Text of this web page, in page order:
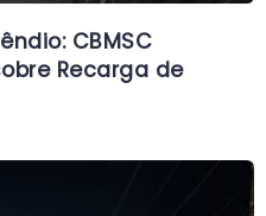
CBMSC
Recarga de